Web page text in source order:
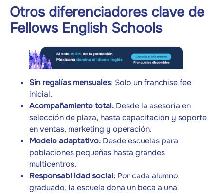
Otros diferenciadores clave de
Fellows English Schools
Sin regalías mensuales: Solo un franchise fee
inicial.
Acompañamiento total: Desde la asesoría en
selección de plaza, hasta capacitación y soporte
en ventas, marketing y operación.
Modelo adaptativo: Desde escuelas para
poblaciones pequeñas hasta grandes
multicentros.
Responsabilidad social: Por cada alumno
graduado, la escuela dona un beca a una